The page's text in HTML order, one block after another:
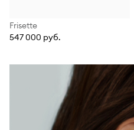
Frisette
547 000 руб.